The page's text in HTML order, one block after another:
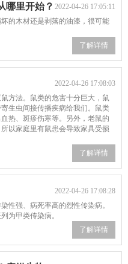
2022-04-26 17:05:11
哪里开始？
的木材还是剥落的油漆，很可能
了解详情
2022-04-26 17:08:03
方法。鼠类的危害十分巨大，鼠
生虫间接传播疾病给我们。鼠类
热、斑疹伤寒等。另外，老鼠的
以家庭里有鼠患会导致家具受损
了解详情
2022-04-26 17:08:28
性强、病死率高的烈性传染病。
为甲类传染病。
了解详情